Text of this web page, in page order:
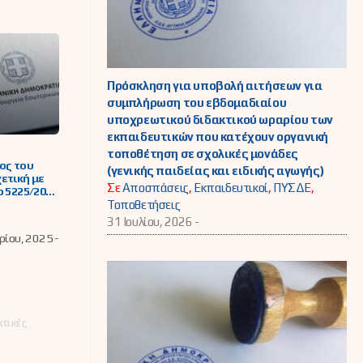
του
με
5225/2025
του
2025 -
Πρόσκληση για υποβολή αιτήσεων για
συμπλήρωση του εβδομαδιαίου
υποχρεωτικού διδακτικού ωραρίου των
εκπαιδευτικών που κατέχουν οργανική
τοποθέτηση σε σχολικές μονάδες
(γενικής παιδείας και ειδικής αγωγής)
ΣεΑποσπάσεις, Εκπαιδευτικοί, ΠΥΣΔΕ,
Τοποθετήσεις
31 Ιουλίου, 2026 -